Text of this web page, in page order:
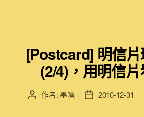
[Postcard] 明信
(2/4)，用明信
文 作者: 墨嗓
文 2010-12-31